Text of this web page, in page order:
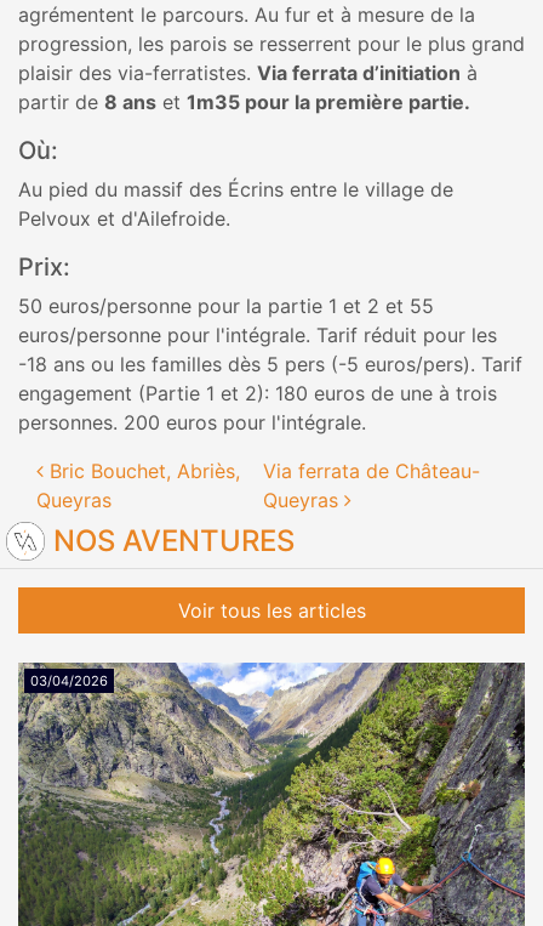
agrémentent le parcours. Au fur et à mesure de la
progression, les parois se resserrent pour le plus grand
plaisir des via-ferratistes. Via ferrata d’initiation à
partir de 8 ans et 1m35 pour la première partie.
Où:
Au pied du massif des Écrins entre le village de
Pelvoux et d'Ailefroide.
Prix:
50 euros/personne pour la partie 1 et 2 et 55
euros/personne pour l'intégrale. Tarif réduit pour les
-18 ans ou les familles dès 5 pers (-5 euros/pers). Tarif
engagement (Partie 1 et 2): 180 euros de une à trois
personnes. 200 euros pour l'intégrale.
Navigation des articles
Bric Bouchet, Abriès,
Queyras
Via ferrata de Château-
Queyras
NOS AVENTURES
Voir tous les articles
03/04/2026